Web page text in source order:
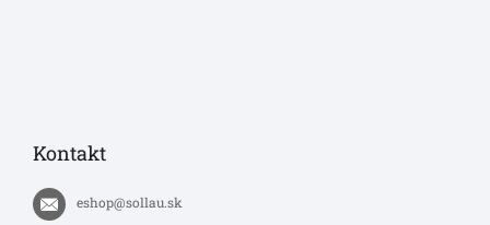
Kontakt
eshop@sollau.sk